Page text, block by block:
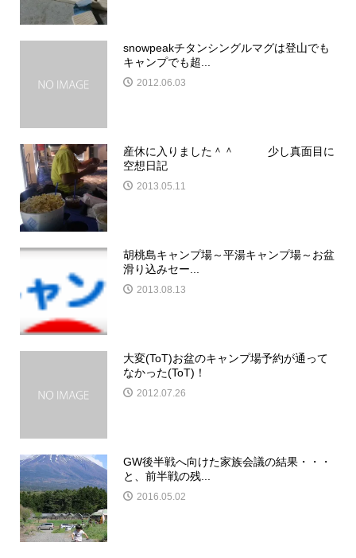
snowpeakチタンシングルマグは登山でも
キャンプでも超...
2012.06.03
産休に入りました＾＾ 少し真面目に
空想日記
2013.05.11
胡桃島キャンプ場～平湯キャンプ場～お盆
滑り込みセー...
2013.08.13
大変(ToT)お盆のキャンプ場予約が通って
なかった(ToT)！
2012.07.26
GW後半戦へ向けた家族会議の結果・・・
と、前半戦の残...
2016.05.02